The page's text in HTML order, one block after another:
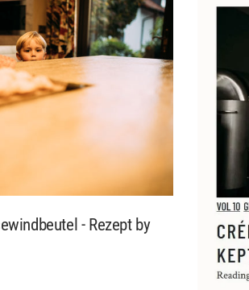
- Rezept by